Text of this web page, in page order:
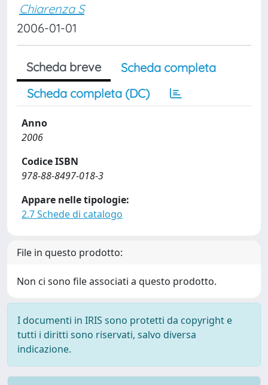
Chiarenza S
2006-01-01
Scheda breve
Scheda completa
Scheda completa (DC)
Anno
2006
Codice ISBN
978-88-8497-018-3
Appare nelle tipologie:
2.7 Schede di catalogo
File in questo prodotto:
Non ci sono file associati a questo prodotto.
I documenti in IRIS sono protetti da copyright e
tutti i diritti sono riservati, salvo diversa
indicazione.